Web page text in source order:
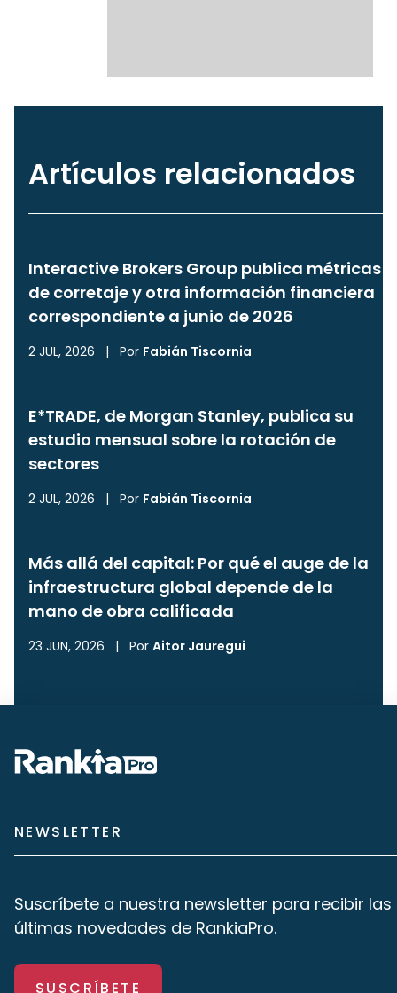
Artículos relacionados
Interactive Brokers Group publica métricas
de corretaje y otra información financiera
correspondiente a junio de 2026
2 JUL, 2026 | Por Fabián Tiscornia
E*TRADE, de Morgan Stanley, publica su
estudio mensual sobre la rotación de
sectores
2 JUL, 2026 | Por Fabián Tiscornia
Más allá del capital: Por qué el auge de la
infraestructura global depende de la
mano de obra calificada
23 JUN, 2026 | Por Aitor Jauregui
NEWSLETTER
Suscríbete a nuestra newsletter para recibir las
últimas novedades de RankiaPro.
SUSCRÍBETE